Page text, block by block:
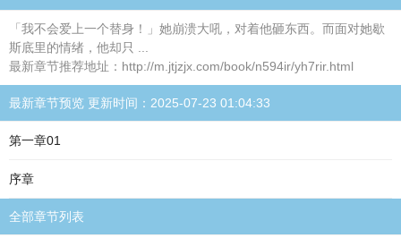
「我不会爱上一个替身！」她崩溃大吼，对着他砸东西。而面对她歇
斯底里的情绪，他却只 ...
最新章节推荐地址：http://m.jtjzjx.com/book/n594ir/yh7rir.html
最新章节预览 更新时间：2025-07-23 01:04:33
第一章01
序章
全部章节列表